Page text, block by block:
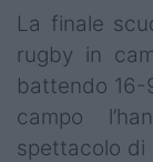
World
Rugby
Super
La finale
rugby in
battendo 16-
campo
spettacolo di